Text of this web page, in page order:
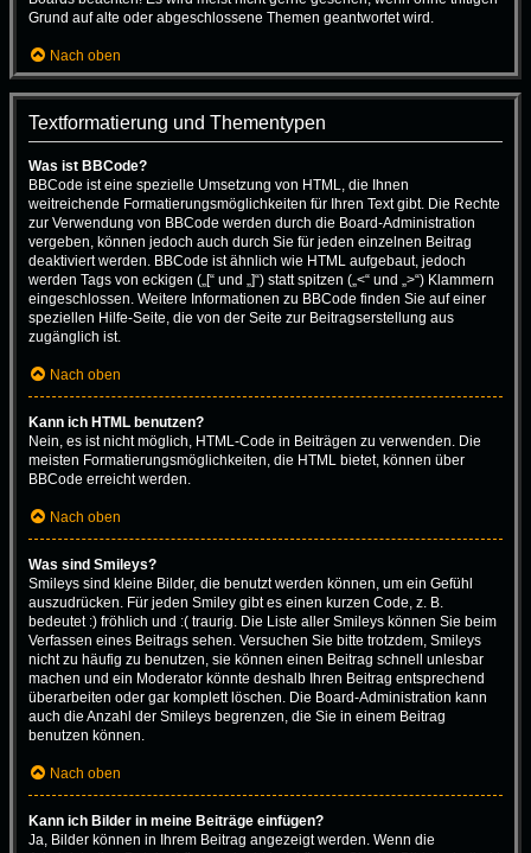
Grund auf alte oder abgeschlossene Themen geantwortet wird.
Nach oben
Textformatierung und Thementypen
Was ist BBCode?
BBCode ist eine spezielle Umsetzung von HTML, die Ihnen
weitreichende Formatierungsmöglichkeiten für Ihren Text gibt. Die Rechte
zur Verwendung von BBCode werden durch die Board-Administration
vergeben, können jedoch auch durch Sie für jeden einzelnen Beitrag
deaktiviert werden. BBCode ist ähnlich wie HTML aufgebaut, jedoch
werden Tags von eckigen („[“ und „]“) statt spitzen („<“ und „>“) Klammern
eingeschlossen. Weitere Informationen zu BBCode finden Sie auf einer
speziellen Hilfe-Seite, die von der Seite zur Beitragserstellung aus
zugänglich ist.
Nach oben
Kann ich HTML benutzen?
Nein, es ist nicht möglich, HTML-Code in Beiträgen zu verwenden. Die
meisten Formatierungsmöglichkeiten, die HTML bietet, können über
BBCode erreicht werden.
Nach oben
Was sind Smileys?
Smileys sind kleine Bilder, die benutzt werden können, um ein Gefühl
auszudrücken. Für jeden Smiley gibt es einen kurzen Code, z. B.
bedeutet :) fröhlich und :( traurig. Die Liste aller Smileys können Sie beim
Verfassen eines Beitrags sehen. Versuchen Sie bitte trotzdem, Smileys
nicht zu häufig zu benutzen, sie können einen Beitrag schnell unlesbar
machen und ein Moderator könnte deshalb Ihren Beitrag entsprechend
überarbeiten oder gar komplett löschen. Die Board-Administration kann
auch die Anzahl der Smileys begrenzen, die Sie in einem Beitrag
benutzen können.
Nach oben
Kann ich Bilder in meine Beiträge einfügen?
Ja, Bilder können in Ihrem Beitrag angezeigt werden. Wenn die